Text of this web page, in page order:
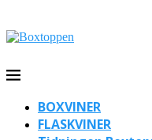
BOXVINER
FLASKVINER